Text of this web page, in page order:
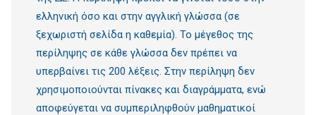
ελληνική όσο και στην αγγλική γλώσσα (σε
ξεχωριστή σελίδα η καθεμία). Το μέγεθος της
περίληψης σε κάθε γλώσσα δεν πρέπει να
υπερβαίνει τις 200 λέξεις. Στην περίληψη δεν
χρησιμοποιούνται πίνακες και διαγράμματα, ενώ
αποφεύγεται να συμπεριληφθούν μαθηματικοί